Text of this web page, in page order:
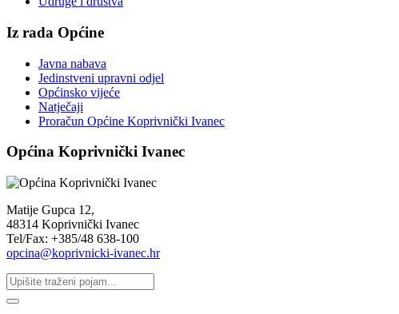
Iz rada Općine
Javna nabava
Jedinstveni upravni odjel
Općinsko vijeće
Natječaji
Proračun Općine Koprivnički Ivanec
Općina Koprivnički Ivanec
Matije Gupca 12,
48314 Koprivnički Ivanec
Tel/Fax: +385/48 638-100
opcina@koprivnicki-ivanec.hr